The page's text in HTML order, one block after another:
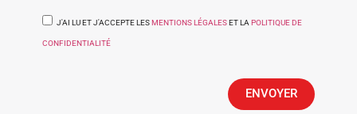
J'AI LU ET J'ACCEPTE LESMENTIONS LÉGALESET LA POLITIQUE DE
CONFIDENTIALITÉ
ENVOYER